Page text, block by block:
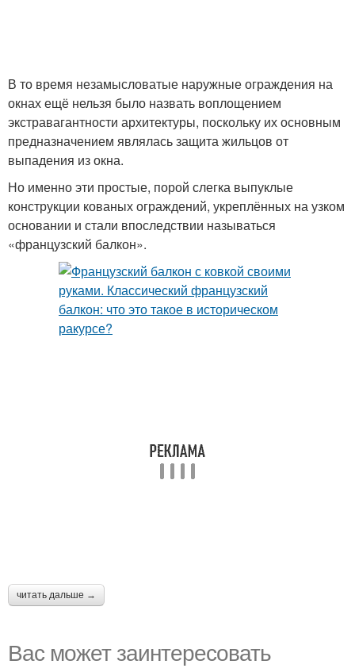
В то время незамысловатые наружные ограждения на
окнах ещё нельзя было назвать воплощением
экстравагантности архитектуры, поскольку их основным
предназначением являлась защита жильцов от
выпадения из окна.
Но именно эти простые, порой слегка выпуклые
конструкции кованых ограждений, укреплённых на узком
основании и стали впоследствии называться
«французский балкон».
читать дальше →
Вас может заинтересовать